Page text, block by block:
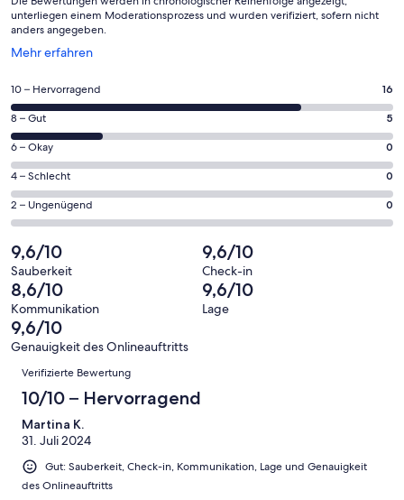
unterliegen einem Moderationsprozess und wurden verifiziert, sofern nicht
anders angegeben.
Mehr erfahren
Wird
einem
neuen
Fenster
geöffnet
16
von
insgesamt
21
Gästebewertungen
haben
eine
Bewertung
von
10
-
Hervorragend
10 – Hervorragend 16
5
von
insgesamt
21
Gästebewertungen
haben
Bewertung
von
8
-
Gut
8 – Gut 5
0
von
insgesamt
21
Gästebewertungen
haben
eine
Bewertung
von
6
-
Okay
6 – Okay 0
0
von
insgesamt
Gästebewertungen
haben
eine
Bewertung
von
4
4 – Schlecht 0
0
von
insgesamt
21
Gästebewertungen
haben
eine
Bewertung
2 – Ungenügend 0
9,6/10
Sauberkeit
9,6/10
Check-in
8,6/10
Kommunikation
9,6/10
Lage
9,6/10
Genauigkeit des Onlineauftritts
Bewertungen
Verifizierte Bewertung
10/10 – Hervorragend
Martina K.
31. Juli 2024
Gut: Sauberkeit, Check-in, Kommunikation, Lage und Genauigkeit
des Onlineauftritts